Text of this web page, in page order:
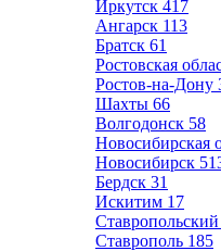
Иркутск 417
Ангарск 113
Братск 61
Ростовская
Ростов-на-Дону
Шахты 66
Волгодонск 58
Новосибирская
Новосибирск
Бердск 31
Искитим 17
Ставрополь 185